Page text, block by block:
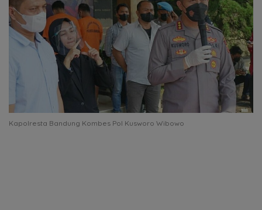
Kapolresta Bandung Kombes Pol Kusworo Wibowo